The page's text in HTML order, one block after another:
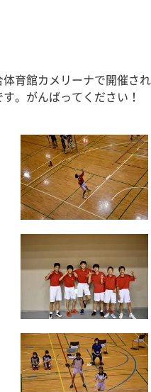
育館カメリーナで開催され
。がんばってください！